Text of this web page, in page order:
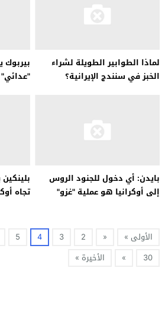
لماذا الطوابير الطويلة لشراء
الخبز في سنندج الإيرانية؟
بيربوك
بايدن: أي دخول للجنود الروس
إلى أوكرانيا هو عملية "غزو"
تجاه
الأولى » «
2
3
4
5
30
» الأخيرة »